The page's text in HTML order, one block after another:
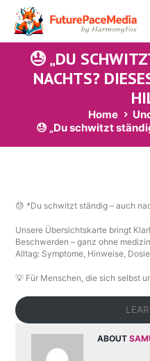
😓 „DU
NACHTS?
Home
😓 „Du schwitzt
😓 *Du schwitzt ständig – auch
Unsere Übersichtskarte bringt
Beschwerden – ganz ohne
Alltag: Symptome, Hinweise,
💡 Für Menschen, die sich selbst
ABOUT